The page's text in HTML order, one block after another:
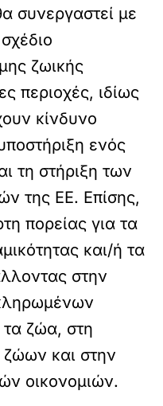
συνεργαστεί με
ζωικής
περιοχές, ιδίως
κίνδυνο
ενός
τη στήριξη των
της ΕΕ. Επίσης,
πορείας για τα
και/ή τα
στην
ζώα, στη
και στην
οικονομιών.